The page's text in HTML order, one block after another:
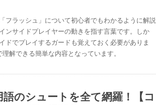
フラッシュ」について初心者でもわかるように解説
ンサイドプレイヤーの動きを指す言葉です。しか
ドでプレイするガードも覚えておく必要がありま
解できる簡単な内容となっています。
のシュートを全て網羅！【コ